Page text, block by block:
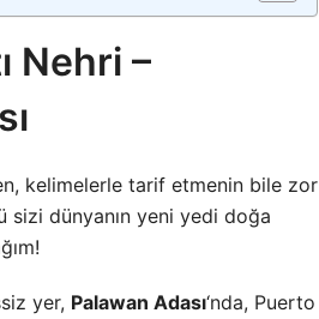
Nehri –
kelimelerle tarif etmenin bile zor
sizi dünyanın yeni yedi doğa
yer, Palawan Adası‘nda, Puerto